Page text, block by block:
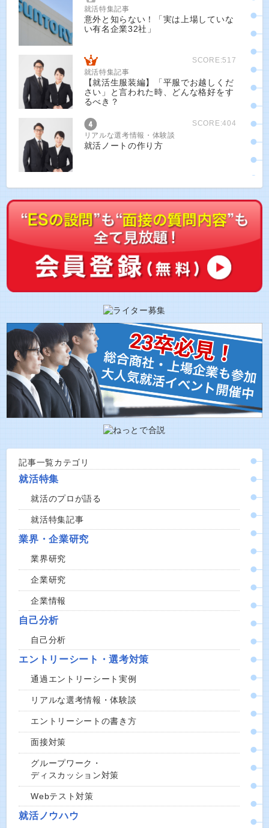
就活特集記事
意外と知らない！「実は上場していな
い有名企業32社」
SCORE:517
就活特集記事
【就活生服装編】「平服でお越しくだ
さい」と言われた時、どんな格好をす
るべき？
SCORE:404
リアルな選考情報・体験談
就活ノートの作り方
記事一覧カテゴリ
就活特集
就活のプロが語る
就活特集記事
業界・企業研究
業界研究
企業研究
企業情報
自己分析
自己分析
エントリーシート・選考対策
通過エントリーシート実例
リアルな選考情報・体験談
エントリーシートの書き方
面接対策
グループワーク・
ディスカッション対策
Webテスト対策
就活ノウハウ